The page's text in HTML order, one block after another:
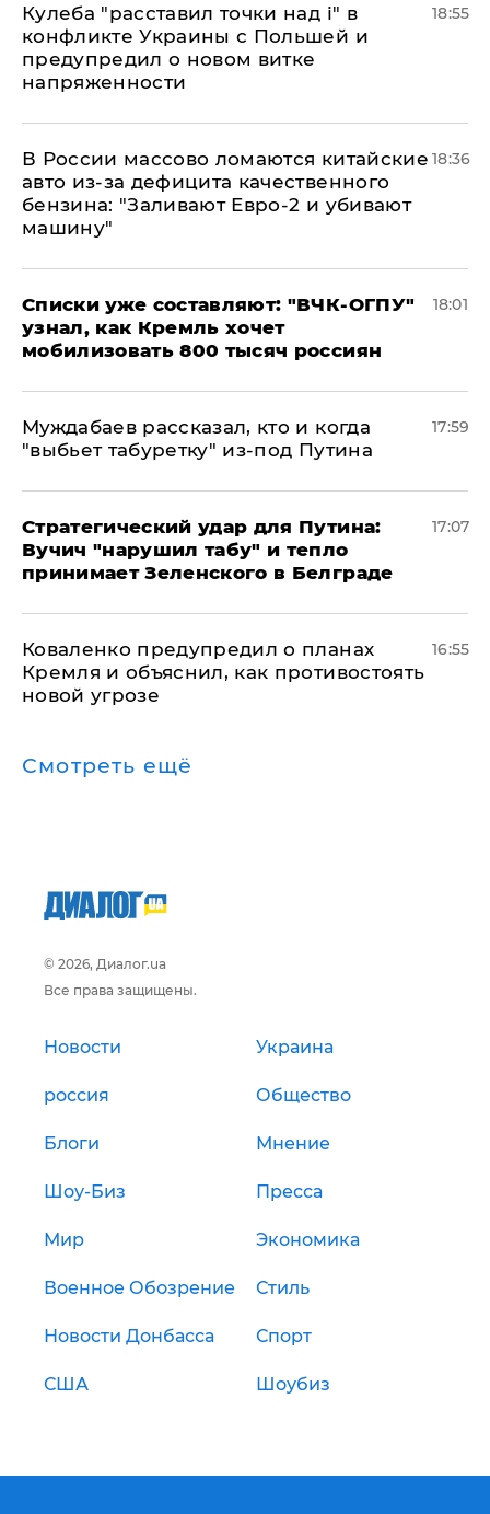
Кулеба "расставил точки над і" в
конфликте Украины с Польшей и
предупредил о новом витке
напряженности
18:55
В России массово ломаются китайские
авто из-за дефицита качественного
бензина: "Заливают Евро-2 и убивают
машину"
18:36
Списки уже составляют: "ВЧК-ОГПУ"
узнал, как Кремль хочет
мобилизовать 800 тысяч россиян
18:01
Муждабаев рассказал, кто и когда
"выбьет табуретку" из-под Путина
17:59
Стратегический удар для Путина:
Вучич "нарушил табу" и тепло
принимает Зеленского в Белграде
17:07
Коваленко предупредил о планах
Кремля и объяснил, как противостоять
новой угрозе
16:55
Смотреть ещё
© 2026, Диалог.ua
Все права защищены.
Новости Украина
россия Общество
Блоги Мнение
Шоу-Биз Пресса
Мир Экономика
Военное Обозрение Стиль
Новости Донбасса Спорт
США Шоубиз